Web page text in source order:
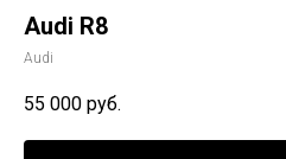
Audi R8
Audi
55 000 руб.